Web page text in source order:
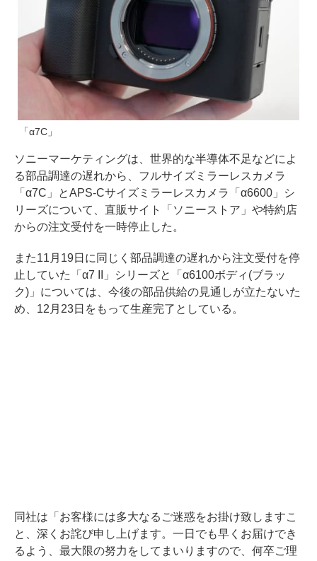
「α7C」
ソニーマーケティングは、世界的な半導体不足などによ
る部品調達の遅れから、フルサイズミラーレスカメラ
「α7C」とAPS-Cサイズミラーレスカメラ「α6600」シ
リーズについて、直販サイト「ソニーストア」や特約店
からの注文受付を一時停止した。
また11月19日に同じく部品調達の遅れから注文受付を停
止していた「α7 II」シリーズと「α6100ボディ(ブラッ
ク)」については、今後の部品供給の見通しが立たないた
め、12月23日をもって生産完了としている。
同社は「お客様には多大なるご迷惑をお掛け致しますこ
と、深くお詫び申し上げます。一日でも早くお届けでき
るよう、最大限の努力をしてまいりますので、何卒ご理